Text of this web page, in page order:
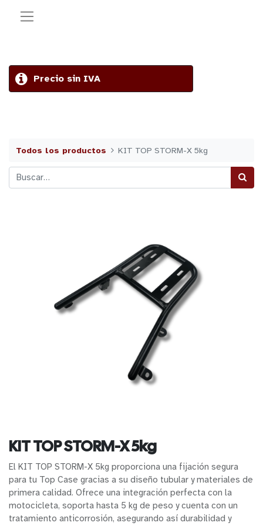
Precio sin IVA
Todos los productos KIT TOP STORM-X 5kg
KIT TOP STORM-X 5kg
El KIT TOP STORM-X 5kg proporciona una fijación segura
para tu Top Case gracias a su diseño tubular y materiales de
primera calidad. Ofrece una integración perfecta con la
motocicleta, soporta hasta 5 kg de peso y cuenta con un
tratamiento anticorrosión, asegurando así durabilidad y